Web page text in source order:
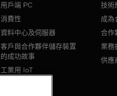
用戶端 PC
消費性
資料中心及伺服器
客戶與合作夥伴儲存裝置
的成功故事
工業用 IoT
技術
成為
合作
業務
供應